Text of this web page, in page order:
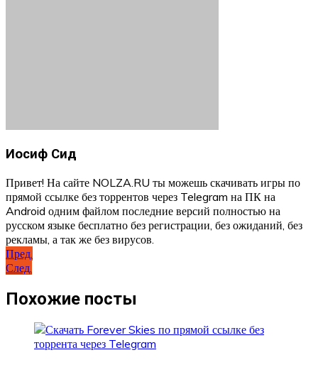
Иосиф Сид
Привет! На сайте NOLZA.RU ты можешь скачивать игры по
прямой ссылке без торрентов через Telegram на ПК на
Android одним файлом последние версий полностью на
русском языке бесплатно без регистрации, без ожиданий, без
рекламы, а так же без вирусов.
Навигация
по
записям
Пред.
След.
Похожие посты